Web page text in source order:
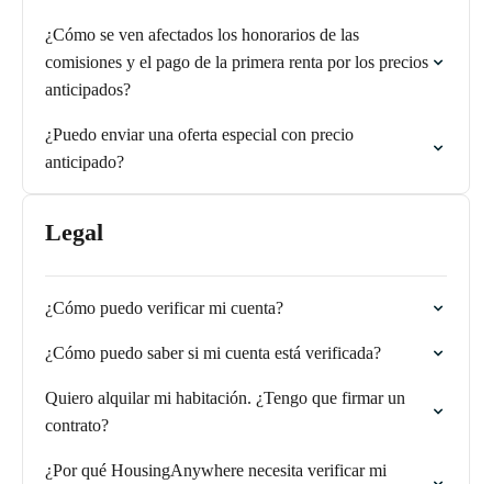
¿Cómo se ven afectados los honorarios de las
comisiones y el pago de la primera renta por los precios
anticipados?
¿Puedo enviar una oferta especial con precio
anticipado?
Legal
¿Cómo puedo verificar mi cuenta?
¿Cómo puedo saber si mi cuenta está verificada?
Quiero alquilar mi habitación. ¿Tengo que firmar un
contrato?
¿Por qué HousingAnywhere necesita verificar mi